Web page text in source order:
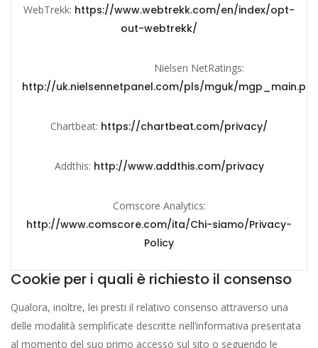
WebTrekk: https://www.webtrekk.com/en/index/opt-
out-webtrekk/
Nielsen NetRatings:
http://uk.nielsennetpanel.com/pls/mguk/
Chartbeat: https://chartbeat.com/privacy/
Addthis: http://www.addthis.com/privacy
Comscore Analytics:
http://www.comscore.com/ita/Chi-siamo/Privacy-
Policy
Cookie per i quali è richiesto il consenso
Qualora, inoltre, lei presti il relativo consenso attraverso una
delle modalità semplificate descritte nell’informativa presentata
al momento del suo primo accesso sul sito o seguendo le